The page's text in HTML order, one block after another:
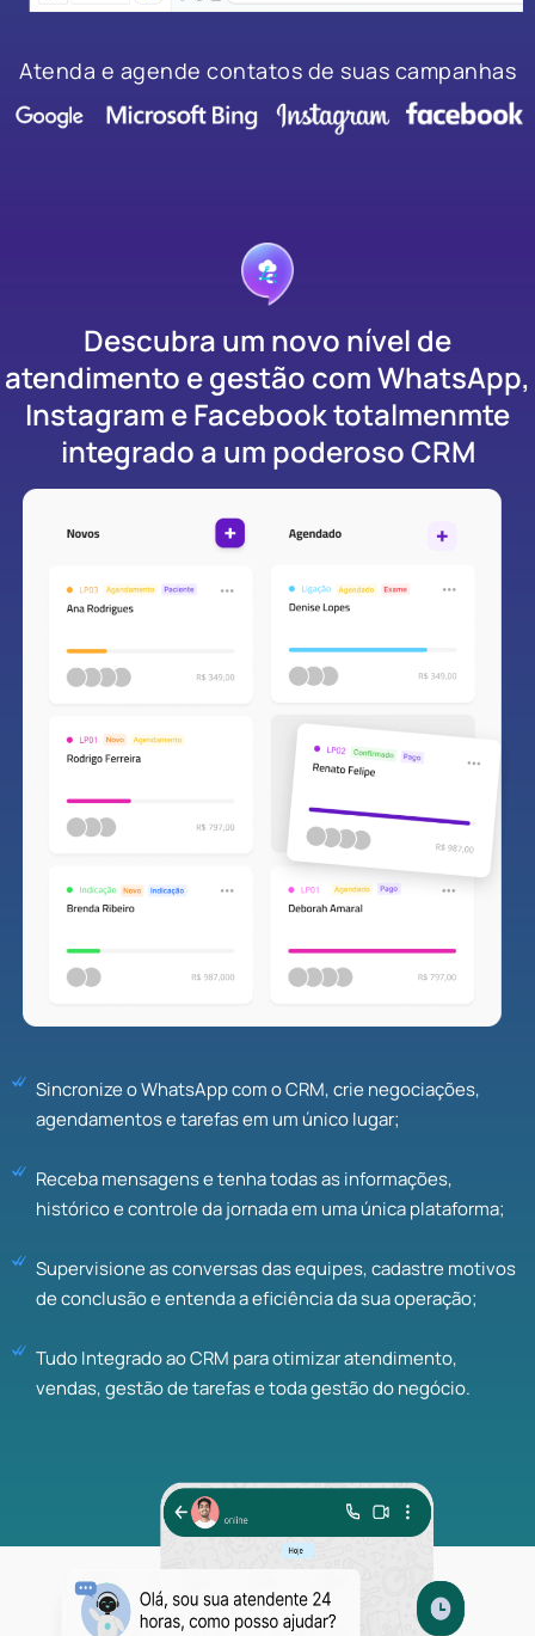
Atenda e agende contatos de suas campanhas
Sincronize o WhatsApp com o CRM, crie negociações,
agendamentos e tarefas em um único lugar;
Receba mensagens e tenha todas as informações,
histórico e controle da jornada em uma única plataforma;
Supervisione as conversas das equipes, cadastre motivos
de conclusão e entenda a eficiência da sua operação;
Tudo Integrado ao CRM para otimizar atendimento,
vendas, gestão de tarefas e toda gestão do negócio.
Descubra um novo nível de
atendimento e gestão com WhatsApp,
Instagram e Facebook totalmenmte
integrado a um poderoso CRM